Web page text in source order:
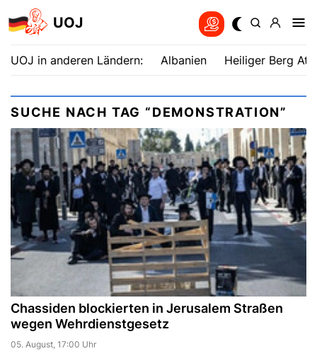
UOJ
UOJ in anderen Ländern: Albanien Heiliger Berg
SUCHE NACH TAG “DEMONSTRATION”
Chassiden blockierten in Jerusalem Straßen
wegen Wehrdienstgesetz
05. August, 17:00 Uhr